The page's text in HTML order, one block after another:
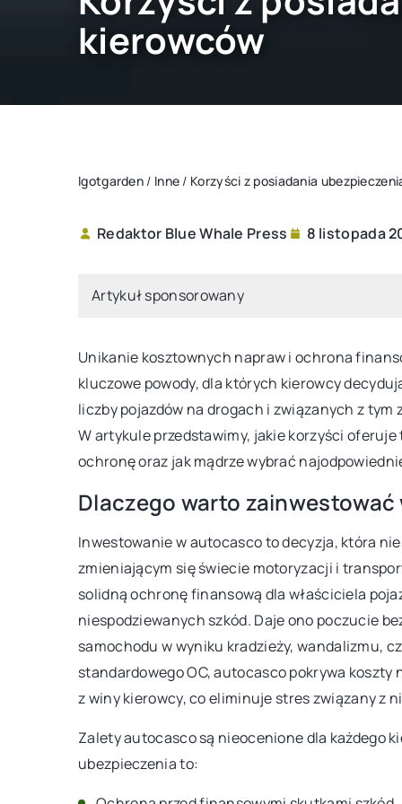
kierowców
Igotgarden / Inne / Korzyści z posiadania
Redaktor Blue Whale Press 8 listopada
Artykuł sponsorowany
Unikanie kosztownych napraw i ochrona
kluczowe powody, dla których kierowcy
liczby pojazdów na drogach i związanych z
W artykule przedstawimy, jakie korzyści
ochronę oraz jak mądrze wybrać
Dlaczego warto
Inwestowanie w autocasco to decyzja, która
zmieniającym się świecie motoryzacji i
solidną ochronę finansową dla właściciela
niespodziewanych szkód. Daje ono poczucie
samochodu w wyniku kradzieży, wandalizmu,
standardowego OC, autocasco pokrywa
z winy kierowcy, co eliminuje stres związany z
Zalety autocasco są nieocenione dla każdego
ubezpieczenia to:
11 marca 2024
Kluczowe czynniki do
Najlepsze porady
wyboru granitowego
dopasowanego do
kuchni. Dowiedz się,
kluczowe przy tej